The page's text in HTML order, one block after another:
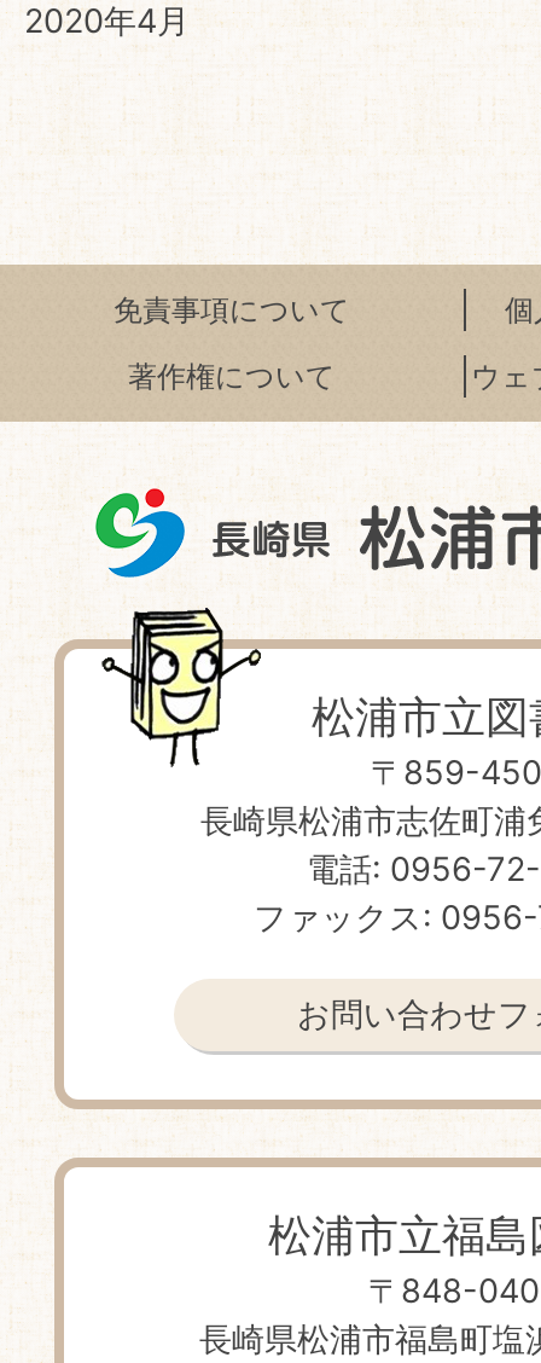
2020年4月
免責事項について
個
著作権について
ウ
松浦市立図
〒859-
長崎県松浦市志佐町浦
電話: 0956-
ファックス:
お問い合わせフ
松浦市立福
〒848-
長崎県松浦市福島町